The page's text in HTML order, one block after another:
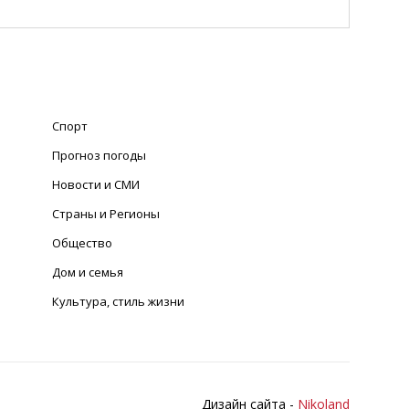
Спорт
Прогноз погоды
Новости и СМИ
Страны и Регионы
Общество
Дом и семья
Культура, стиль жизни
Дизайн сайта - Nikoland